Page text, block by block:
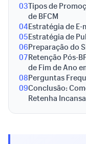
03Tipos de
de BFCM
04Estratégia de E-
05Estratégia de
06Preparação do
07Retenção Pós-
de Fim de Ano
08Perguntas
09Conclusão:
Retenha